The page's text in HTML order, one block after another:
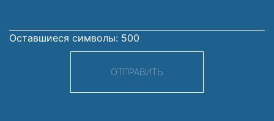
Оставшиеся символы: 500
ОТПРАВИТЬ